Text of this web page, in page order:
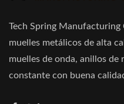
Tech Spring
muelles metálicos de alta
muelles de onda, anillos de
constante con buena